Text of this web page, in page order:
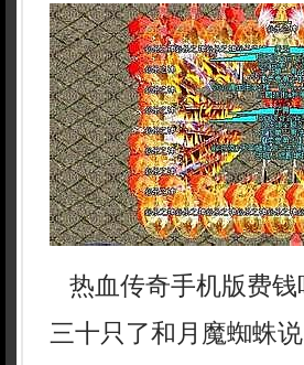
热血传奇手机版费
三十只了和月魔蜘蛛